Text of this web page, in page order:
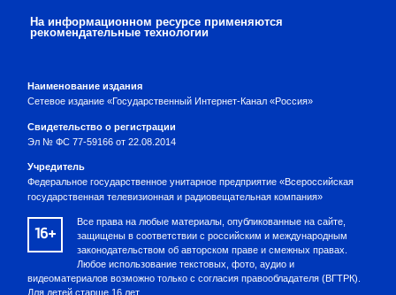
На информационном ресурсе применяются
рекомендательные технологии
Наименование издания
Сетевое издание «Государственный Интернет-Канал «Россия»
Свидетельство о регистрации
Эл № ФС 77-59166 от 22.08.2014
Учредитель
Федеральное государственное унитарное предприятие «Всероссийская
государственная телевизионная и радиовещательная компания»
16+
Все права на любые материалы, опубликованные на сайте,
защищены в соответствии с российским и международным
законодательством об авторском праве и смежных правах.
Любое использование текстовых, фото, аудио и
видеоматериалов возможно только с согласия правообладателя (ВГТРК).
Для детей старше 16 лет.